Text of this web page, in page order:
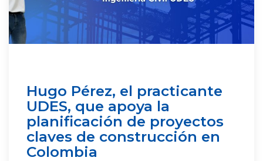
Hugo Pérez, el practicante
UDES, que apoya la
planificación de proyectos
claves de construcción en
Colombia